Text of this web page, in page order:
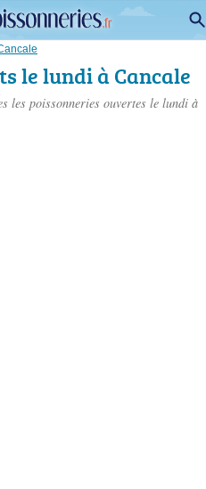
le lundi à Cancale
les poissonneries ouvertes le lundi à